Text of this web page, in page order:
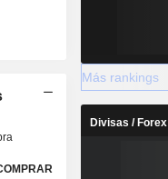
Más rankings
Divisas / Forex